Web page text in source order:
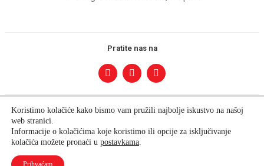
Pratite nas na
Koristimo kolačiće kako bismo vam pružili najbolje iskustvo na našoj
web stranici.
Informacije o kolačićima koje koristimo ili opcije za isključivanje
kolačića možete pronaći u postavkama.
Prihvaćam